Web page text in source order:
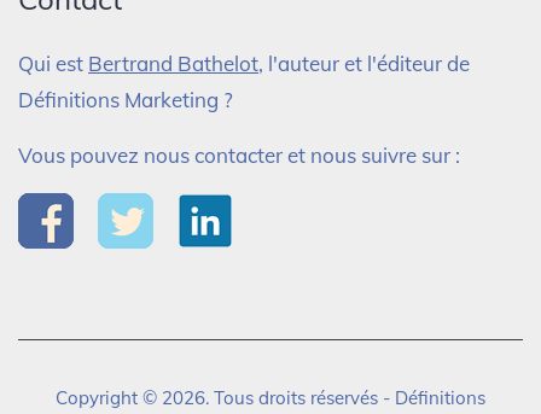
Qui est Bertrand Bathelot, l'auteur et l'éditeur de
Définitions Marketing ?
Vous pouvez nous contacter et nous suivre sur :
Copyright © 2026. Tous droits réservés - Définitions